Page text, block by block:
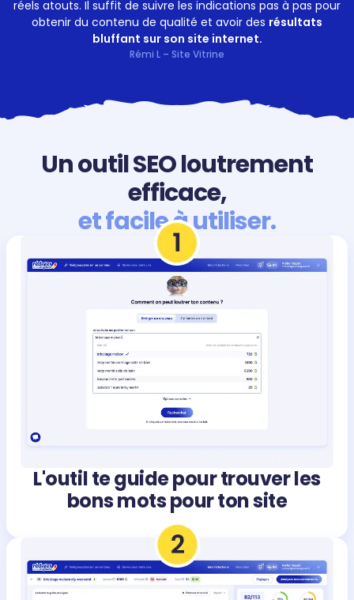
réels atouts. Il suffit de suivre les indications pas à pas pour
obtenir du contenu de qualité et avoir des résultats
bluffant sur son site internet.
Rémi L – Site Vitrine
Un outil SEO loutrement
efficace,
et facile à utiliser.
L'outil te guide pour trouver les
bons mots pour ton site